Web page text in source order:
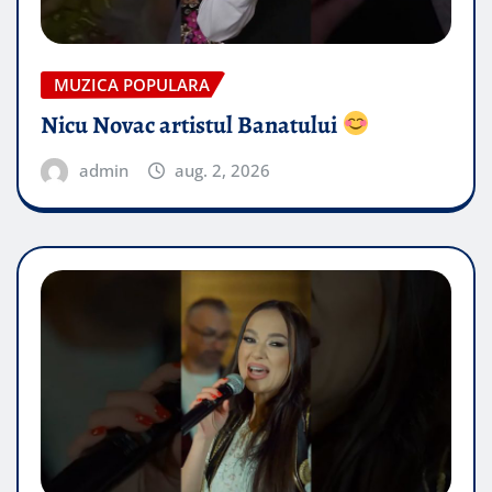
MUZICA POPULARA
Nicu Novac artistul Banatului
admin aug. 2, 2026